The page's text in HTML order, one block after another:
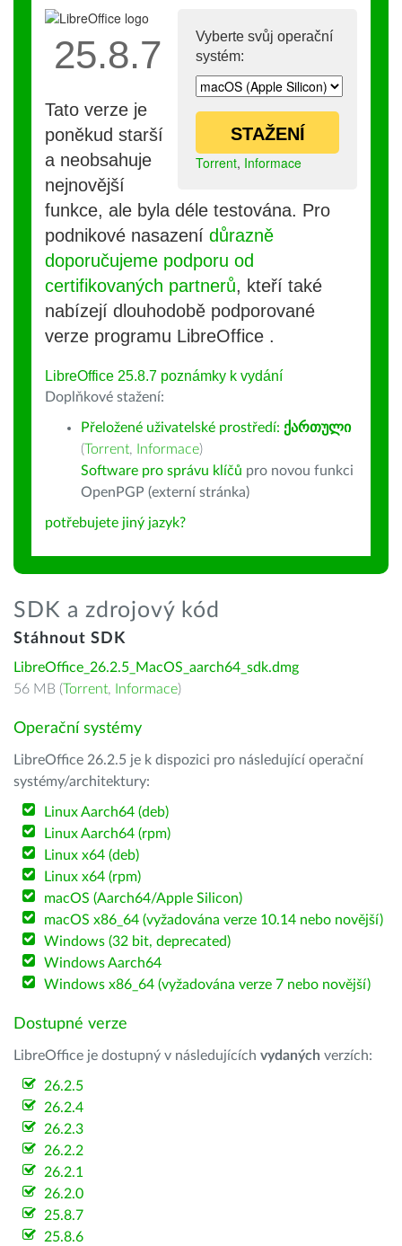
Vyberte svůj operační
systém:
STAŽENÍ
Torrent, Informace
25.8.7
Tato verze je
poněkud starší
a neobsahuje
nejnovější
funkce, ale byla déle testována. Pro
podnikové nasazení důrazně
doporučujeme podporu od
certifikovaných partnerů, kteří také
nabízejí dlouhodobě podporované
verze programu LibreOffice .
LibreOffice 25.8.7 poznámky k vydání
Doplňkové stažení:
Přeložené uživatelské prostředí: ქართული
(Torrent, Informace)
Software pro správu klíčů pro novou funkci
OpenPGP (externí stránka)
potřebujete jiný jazyk?
SDK a zdrojový kód
Stáhnout SDK
LibreOffice_26.2.5_MacOS_aarch64_sdk.dmg
56 MB (Torrent, Informace)
Operační systémy
LibreOffice 26.2.5 je k dispozici pro následující operační
systémy/architektury:
Linux Aarch64 (deb)
Linux Aarch64 (rpm)
Linux x64 (deb)
Linux x64 (rpm)
macOS (Aarch64/Apple Silicon)
macOS x86_64 (vyžadována verze 10.14 nebo novější)
Windows (32 bit, deprecated)
Windows Aarch64
Windows x86_64 (vyžadována verze 7 nebo novější)
Dostupné verze
LibreOffice je dostupný v následujících vydaných verzích:
26.2.5
26.2.4
26.2.3
26.2.2
26.2.1
26.2.0
25.8.7
25.8.6